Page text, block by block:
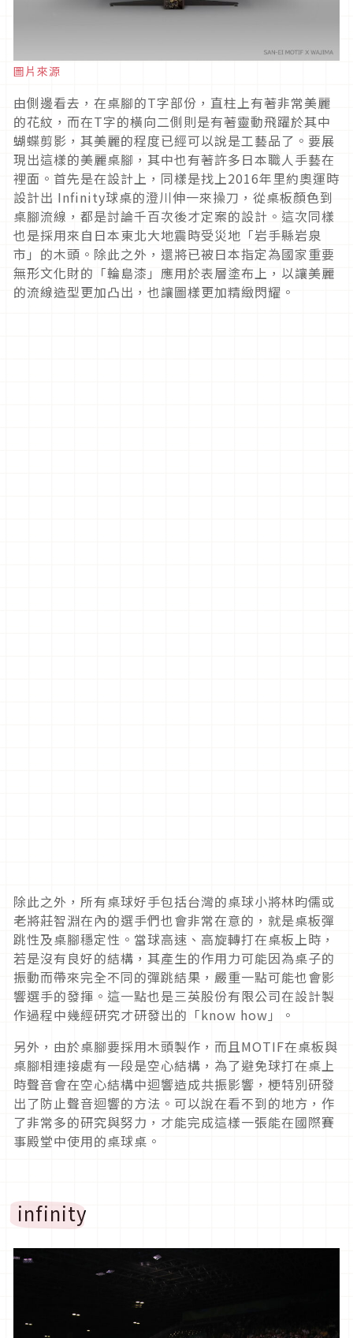
圖片來源
由側邊看去，在桌腳的T字部份，直柱上有著非常美麗
的花紋，而在T字的橫向二側則是有著靈動飛躍於其中
蝴蝶剪影，其美麗的程度已經可以說是工藝品了。要展
現出這樣的美麗桌腳，其中也有著許多日本職人手藝在
裡面。首先是在設計上，同樣是找上2016年里約奧運時
設計出 Infinity球桌的澄川伸一來操刀，從桌板顏色到
桌腳流線，都是討論千百次後才定案的設計。這次同樣
也是採用來自日本東北大地震時受災地「岩手縣岩泉
市」的木頭。除此之外，還將已被日本指定為國家重要
無形文化財的「輪島漆」應用於表層塗布上，以讓美麗
的流線造型更加凸出，也讓圖樣更加精緻閃耀。
除此之外，所有桌球好手包括台灣的桌球小將林昀儒或
老將莊智淵在內的選手們也會非常在意的，就是桌板彈
跳性及桌腳穩定性。當球高速、高旋轉打在桌板上時，
若是沒有良好的結構，其產生的作用力可能因為桌子的
振動而帶來完全不同的彈跳結果，嚴重一點可能也會影
響選手的發揮。這一點也是三英股份有限公司在設計製
作過程中幾經研究才研發出的「know how」。
另外，由於桌腳要採用木頭製作，而且MOTIF在桌板與
桌腳相連接處有一段是空心結構，為了避免球打在桌上
時聲音會在空心結構中迴響造成共振影響，梗特別研發
出了防止聲音迴響的方法。可以說在看不到的地方，作
了非常多的研究與努力，才能完成這樣一張能在國際賽
事殿堂中使用的桌球桌。
infinity